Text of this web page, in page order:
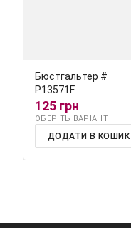
Бюстгальтер #
Р13571F
125 грн
ОБЕРІТЬ ВАРІАНТ
ДОДАТИ В КОШИК